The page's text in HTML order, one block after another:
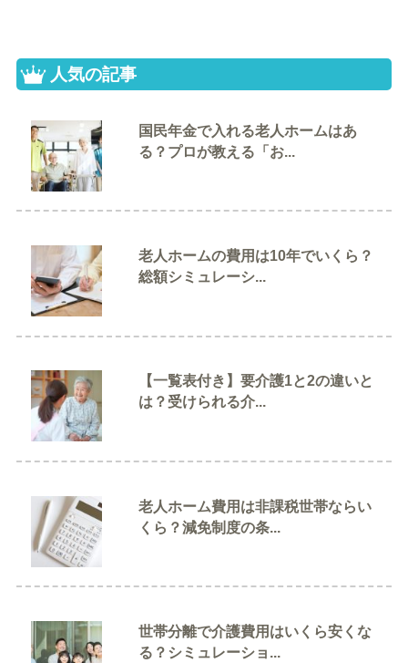
人気の記事
国民年金で入れる老人ホームはあ
る？プロが教える「お...
老人ホームの費用は10年でいくら？
総額シミュレーシ...
【一覧表付き】要介護1と2の違いと
は？受けられる介...
老人ホーム費用は非課税世帯ならい
くら？減免制度の条...
世帯分離で介護費用はいくら安くな
る？シミュレーショ...